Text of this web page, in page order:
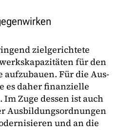
zielgerichtete
für den
Für die Aus-
es daher finanzielle
Zuge dessen ist auch
Ausbildungsordnungen
und an die